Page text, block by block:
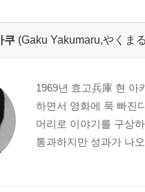
쿠 (Gaku Yakumaru,やくま
1969년 효고兵庫 현 아
하면서 영화에 푹 빠진
머리로 이야기를 구상
통과하지만 성과가 나